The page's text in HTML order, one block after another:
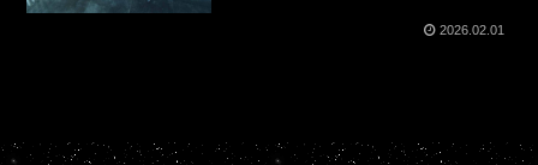
2026.02.01